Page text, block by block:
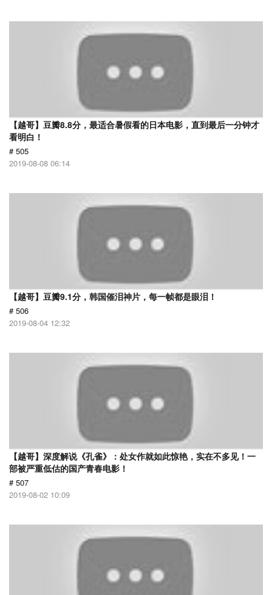
【越哥】豆瓣8.8分，最适合暑假看的日本电影，直到最后一分钟才
看明白！
# 505
2019-08-08 06:14
【越哥】豆瓣9.1分，韩国催泪神片，每一帧都是眼泪！
# 506
2019-08-04 12:32
【越哥】深度解说《孔雀》：处女作就如此惊艳，实在不多见！一
部被严重低估的国产青春电影！
# 507
2019-08-02 10:09